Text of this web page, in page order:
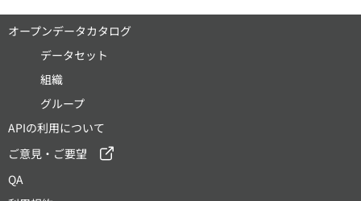
オープンデータカタログ
データセット
組織
グループ
APIの利用について
ご意見・ご要望
QA